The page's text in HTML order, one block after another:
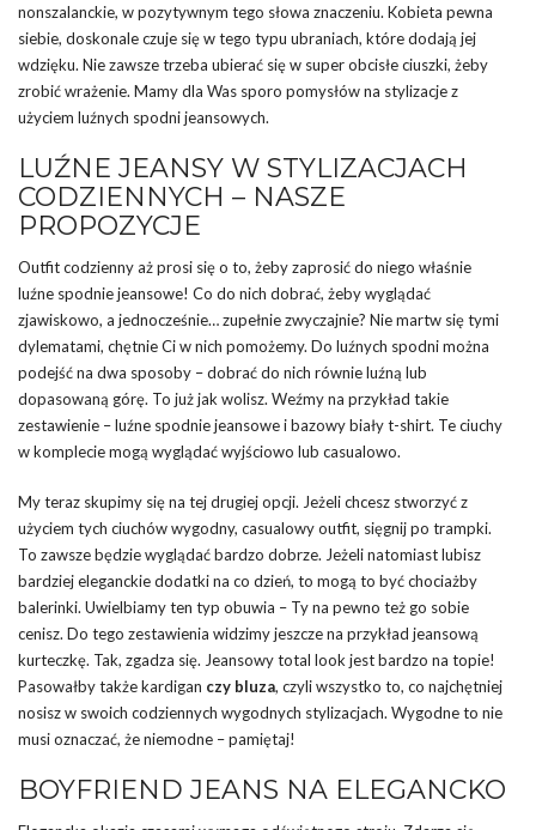
nonszalanckie, w pozytywnym tego słowa znaczeniu. Kobieta pewna
siebie, doskonale czuje się w tego typu ubraniach, które dodają jej
wdzięku. Nie zawsze trzeba ubierać się w super obcisłe ciuszki, żeby
zrobić wrażenie. Mamy dla Was sporo pomysłów na stylizacje z
użyciem luźnych spodni jeansowych.
LUŹNE JEANSY W STYLIZACJACH
CODZIENNYCH – NASZE
PROPOZYCJE
Outfit codzienny aż prosi się o to, żeby zaprosić do niego właśnie
luźne spodnie jeansowe! Co do nich dobrać, żeby wyglądać
zjawiskowo, a jednocześnie… zupełnie zwyczajnie? Nie martw się tymi
dylematami, chętnie Ci w nich pomożemy. Do luźnych spodni można
podejść na dwa sposoby – dobrać do nich równie luźną lub
dopasowaną górę. To już jak wolisz. Weźmy na przykład takie
zestawienie – luźne spodnie jeansowe i bazowy biały t-shirt. Te ciuchy
w komplecie mogą wyglądać wyjściowo lub casualowo.
My teraz skupimy się na tej drugiej opcji. Jeżeli chcesz stworzyć z
użyciem tych ciuchów wygodny, casualowy outfit, sięgnij po trampki.
To zawsze będzie wyglądać bardzo dobrze. Jeżeli natomiast lubisz
bardziej eleganckie dodatki na co dzień, to mogą to być chociażby
balerinki. Uwielbiamy ten typ obuwia – Ty na pewno też go sobie
cenisz. Do tego zestawienia widzimy jeszcze na przykład jeansową
kurteczkę. Tak, zgadza się. Jeansowy total look jest bardzo na topie!
Pasowałby także kardigan czy bluza, czyli wszystko to, co najchętniej
nosisz w swoich codziennych wygodnych stylizacjach. Wygodne to nie
musi oznaczać, że niemodne – pamiętaj!
BOYFRIEND JEANS NA ELEGANCKO